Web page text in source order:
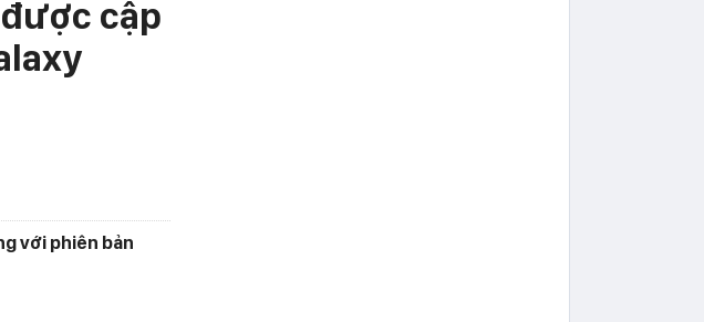
cập
với phiên bản